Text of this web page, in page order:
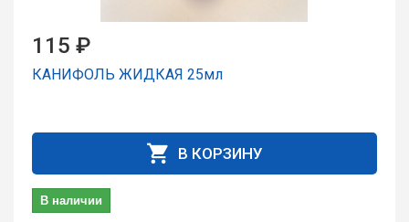
115 ₽
КАНИФОЛЬ ЖИДКАЯ 25мл
В КОРЗИНУ
В наличии